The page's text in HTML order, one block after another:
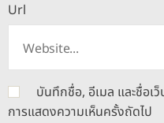
Url
บันทึกชื่อ, อีเมล และชื่อเ
การแสดงความเห็นครั้งถัดไป